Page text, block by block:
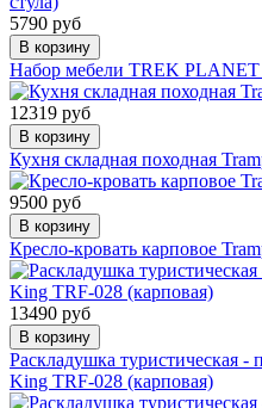
5790 руб
В корзину
Набор мебели TREK PLANET
12319 руб
В корзину
Кухня складная походная
9500 руб
В корзину
Кресло-кровать карповое
13490 руб
В корзину
Раскладушка туристическая -
King TRF-028 (карповая)